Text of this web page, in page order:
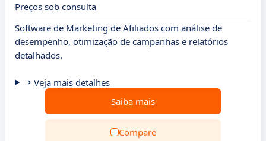
Preços sob consulta
Software de Marketing de Afiliados com análise de
desempenho, otimização de campanhas e relatórios
detalhados.
Veja mais detalhes
Saiba mais
Compare